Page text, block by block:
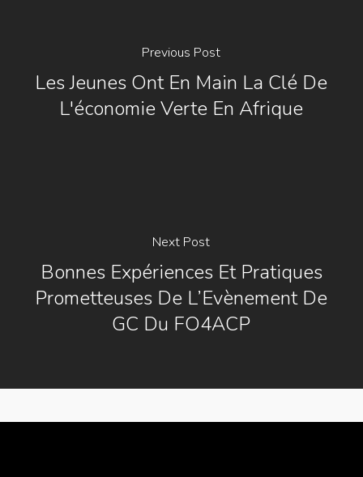
Previous Post
Les Jeunes Ont En Main La Clé De
L'économie Verte En Afrique
Next Post
Bonnes Expériences Et Pratiques
Prometteuses De L’Evènement De
GC Du FO4ACP